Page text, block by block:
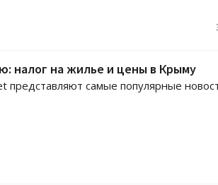
налог на жилье и цены в Крыму
самые популярные